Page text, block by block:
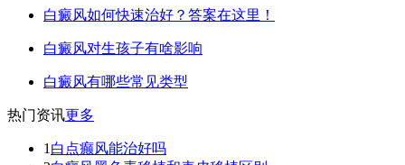
白癜风如何快速治好？答案在这里！
白癜风对生孩子有啥影响
白癜风有哪些常见类型
热门资讯更多
1 白点癫风能治好吗